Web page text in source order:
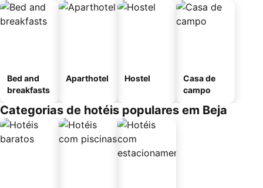
Bed and
breakfasts
Aparthotel Hostel
Casa de
campo
Categorias de hotéis populares em Beja